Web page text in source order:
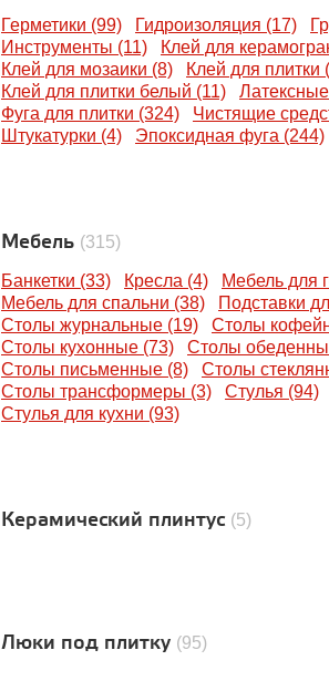
Герметики (99) Гидроизоляция (17)
Инструменты (11)
Клей для
Клей для мозаики (8)
Клей для плитки
Клей для плитки белый (11)
Фуга для плитки (324)
Чистящие
Штукатурки (4)
Эпоксидная фуга (244)
Мебель (315)
Банкетки (33) Кресла (4)
Мебель для
Мебель для спальни (38)
Подставки
Столы журнальные (19)
Столы
Столы кухонные (73)
Столы
Столы письменные (8)
Столы
Столы трансформеры (3)
Стулья (94)
Стулья для кухни (93)
Керамический плинтус (5)
Люки под плитку (95)